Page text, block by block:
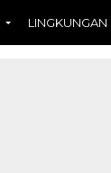
LINGKUNGAN